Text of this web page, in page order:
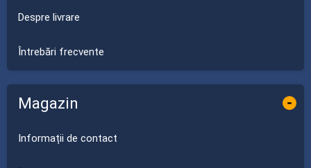
Despre livrare
Întrebări frecvente
Magazin -
Informații de contact